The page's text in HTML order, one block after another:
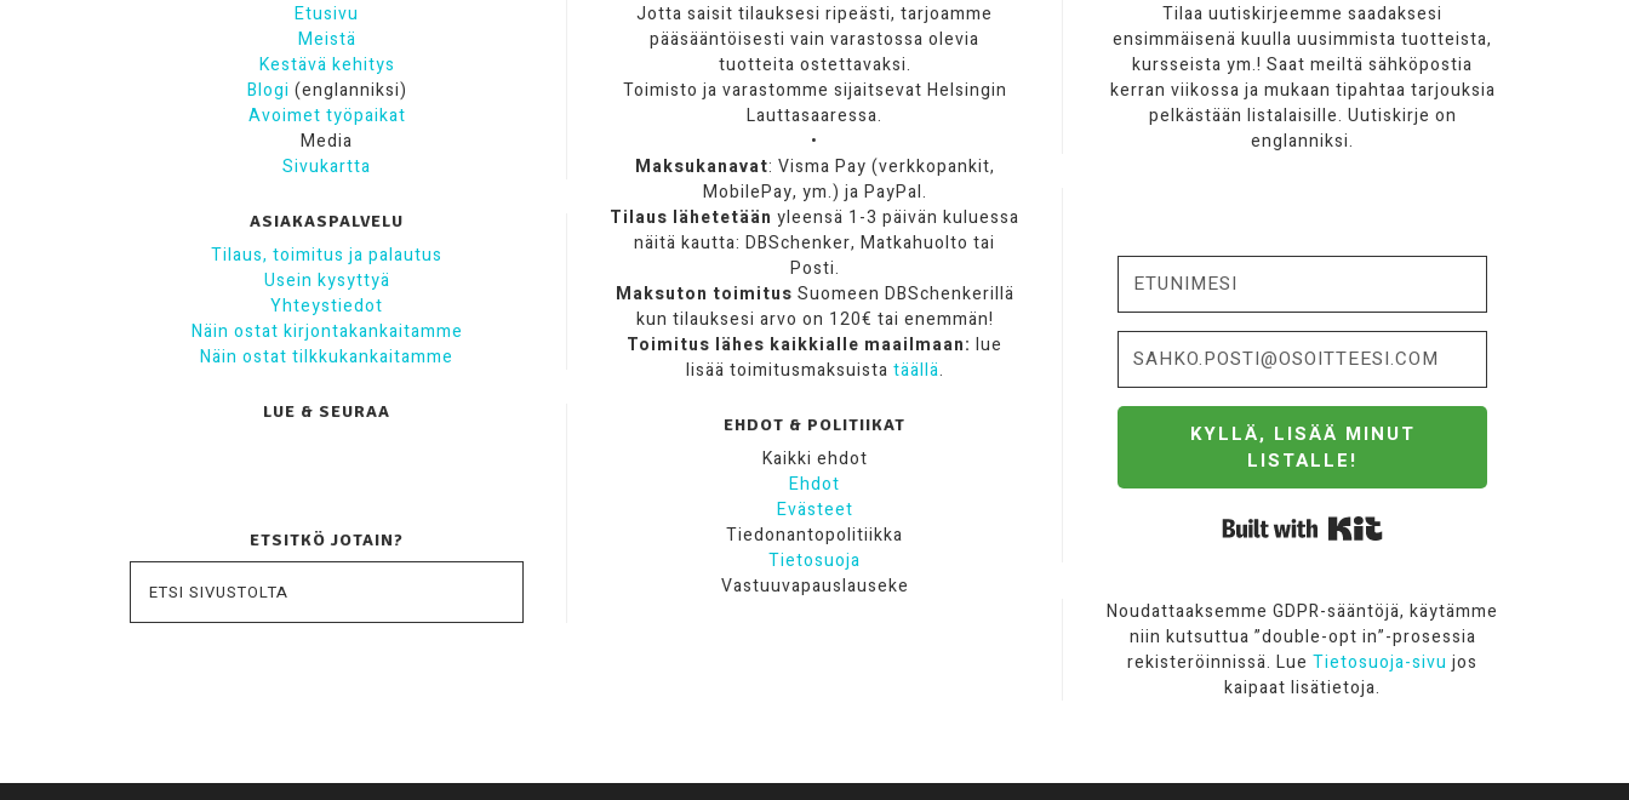
Etusivu
Meistä
Kestävä kehitys
Blogi (englanniksi)
Avoimet työpaikat
Media
Sivukartta
ASIAKASPALVELU
Tilaus, toimitus ja palautus
Usein kysyttyä
Yhteystiedot
Näin ostat kirjontakankaitamme
Näin ostat tilkkukankaitamme
LUE & SEURAA
ETSITKÖ JOTAIN?
Jotta saisit tilauksesi ripeästi, tarjoamme
pääsääntöisesti vain varastossa olevia
tuotteita ostettavaksi.
Toimisto ja varastomme sijaitsevat Helsingin
Lauttasaaressa.
•
Maksukanavat: Visma Pay (verkkopankit,
MobilePay, ym.) ja PayPal.
Tilaus lähetetään yleensä 1-3 päivän kuluessa
näitä kautta: DBSchenker, Matkahuolto tai
Posti.
Maksuton toimitus Suomeen DBSchenkerillä
kun tilauksesi arvo on 120€ tai enemmän!
Toimitus lähes kaikkialle maailmaan: lue
lisää toimitusmaksuista täällä.
EHDOT & POLITIIKAT
Kaikki ehdot
Ehdot
Evästeet
Tiedonantopolitiikka
Tietosuoja
Vastuuvapauslauseke
Tilaa uutiskirjeemme saadaksesi
ensimmäisenä kuulla uusimmista tuotteista,
kursseista ym.! Saat meiltä sähköpostia
kerran viikossa ja mukaan tipahtaa tarjouksia
pelkästään listalaisille. Uutiskirje on
englanniksi.
KYLLÄ, LISÄÄ MINUT
LISTALLE!
Noudattaaksemme GDPR-sääntöjä, käytämme
niin kutsuttua ”double-opt in”-prosessia
rekisteröinnissä. Lue Tietosuoja-sivu jos
kaipaat lisätietoja.